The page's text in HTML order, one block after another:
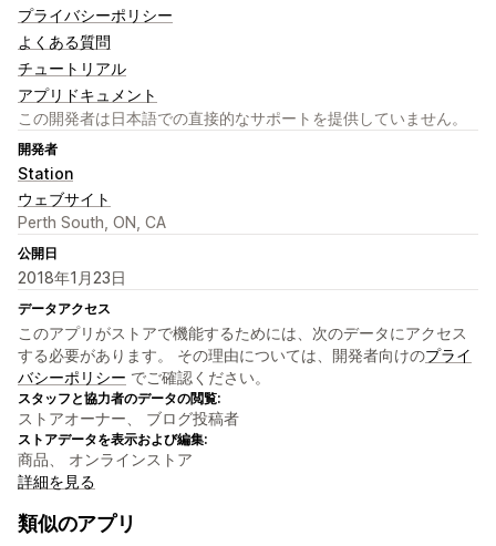
プライバシーポリシー
よくある質問
チュートリアル
アプリドキュメント
この開発者は日本語での直接的なサポートを提供していません。
開発者
Station
ウェブサイト
Perth South, ON, CA
公開日
2018年1月23日
データアクセス
このアプリがストアで機能するためには、次のデータにアクセス
する必要があります。 その理由については、開発者向けのプライ
バシーポリシー でご確認ください。
スタッフと協力者のデータの閲覧:
ストアオーナー、 ブログ投稿者
ストアデータを表示および編集:
商品、 オンラインストア
詳細を見る
類似のアプリ